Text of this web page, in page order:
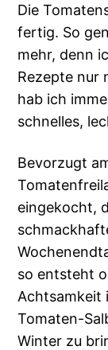
Die
fertig. So
mehr, denn
Rezepte nur
hab ich
schnelles,
Bevorzugt
eingekocht,
so entsteht
Achtsamkeit
Tomaten-
Winter zu